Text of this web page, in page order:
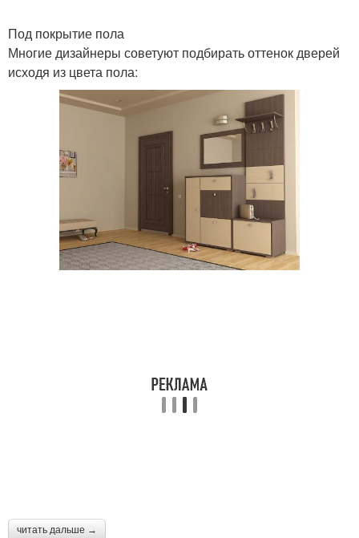
Под покрытие пола
Многие дизайнеры советуют подбирать оттенок дверей
исходя из цвета пола:
читать дальше →